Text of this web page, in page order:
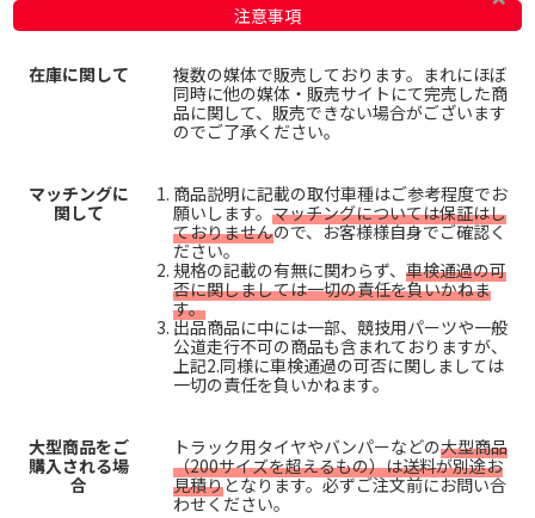
注意事項
在庫に関して
複数の媒体で販売しております。まれにほぼ
同時に他の媒体・販売サイトにて完売した商
品に関して、販売できない場合がございます
のでご了承ください。
マッチングに
関して
商品説明に記載の取付車種はご参考程度でお
願いします。 マッチングについては保証はし
ておりませんので、お客様様自身でご確認く
ださい。
規格の記載の有無に関わらず、 車検通過の可
否に関しましては一切の責任を負いかねま
す。
出品商品に中には一部、競技用パーツや一般
公道走行不可の商品も含まれておりますが、
上記2.同様に車検通過の可否に関しましては
一切の責任を負いかねます。
大型商品をご
購入される場
合
トラック用タイヤやバンパーなどの大型商品
（200サイズを超えるもの）は送料が別途お
見積りとなります。必ずご注文前にお問い合
わせください。